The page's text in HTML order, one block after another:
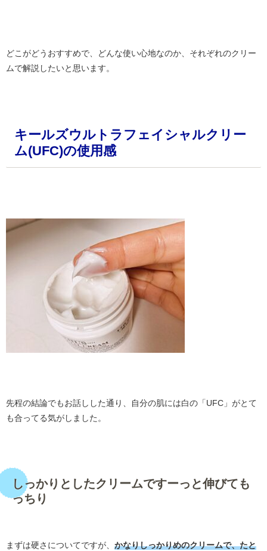
どこがどうおすすめで、どんな使い心地なのか、それぞれのクリー
ムで解説したいと思います。
キールズウルトラフェイシャルクリー
ム(UFC)の使用感
先程の結論でもお話しした通り、自分の肌には白の「UFC」がとて
も合ってる気がしました。
しっかりとしたクリームですーっと伸びても
っちり
まずは硬さについてですが、 かなりしっかりめのクリームで、たと